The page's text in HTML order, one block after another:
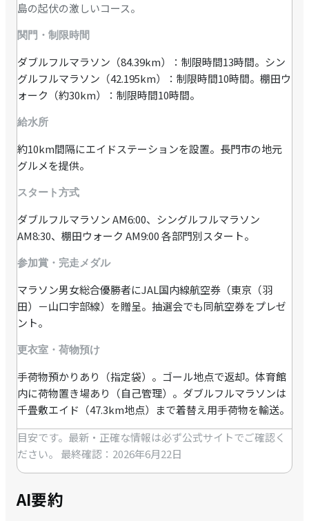
島の起伏の激しいコース。
関門・制限時間
ダブルフルマラソン（84.39km）：制限時間13時間。シン
グルフルマラソン（42.195km）：制限時間10時間。棚田ウ
ォーク（約30km）：制限時間10時間。
給水所
約10km間隔にエイドステーションを設置。長門市の地元
グルメを提供。
スタート方式
ダブルフルマラソン AM6:00、シングルフルマラソン
AM8:30、棚田ウォーク AM9:00 各部門別スタート。
参加賞・完走メダル
マラソン男女総合優勝者にJAL国内線航空券（東京（羽
田）－山口宇部線）を贈呈。抽選会でも同航空券をプレゼ
ント。
更衣室・荷物預け
手荷物預かりあり（指定袋）。ゴール地点で返却。体育館
内に荷物置き場あり（自己管理）。ダブルフルマラソンは
千畳敷エイド（47.3km地点）まで着替え用手荷物を輸送。
目安です。最新・正確な情報は必ず公式サイトでご確認く
ださい。
最終確認：2026年6月22日
AI要約